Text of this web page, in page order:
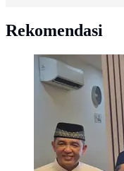
Rekomendasi